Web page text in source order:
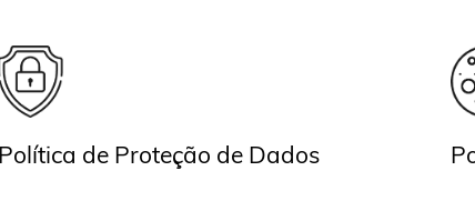
Política de Proteção de Dados